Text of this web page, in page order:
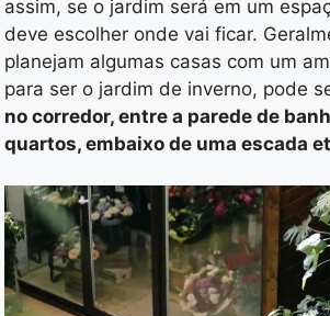
assim, se o jardim será em um
deve escolher onde vai ficar.
planejam algumas casas com um
para ser o jardim de inverno, pode
no corredor, entre a parede de
quartos, embaixo de uma escada